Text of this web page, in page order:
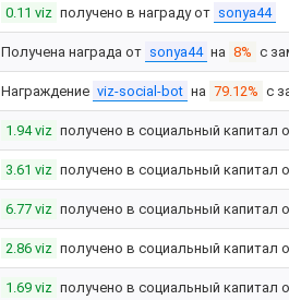
0.11 viz получено в награду от sonya44
Получена награда от sonya44 на 8% с
Награждение viz-social-bot на 79.12% с
1.94 viz получено в социальный капитал
3.61 viz получено в социальный капитал
6.77 viz получено в социальный капитал
2.86 viz получено в социальный капитал
1.69 viz получено в социальный капитал